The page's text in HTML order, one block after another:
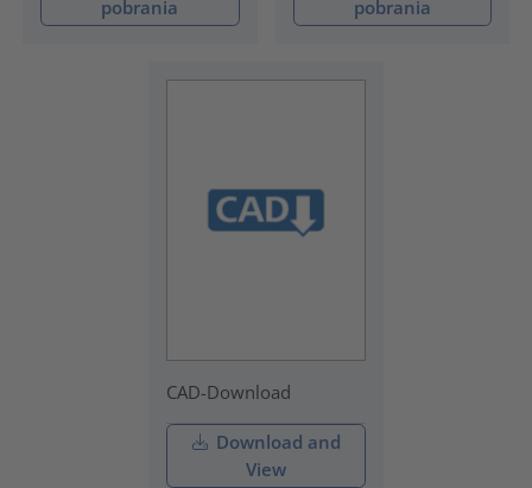
pobrania
pobrania
CAD-Download
Download and
View